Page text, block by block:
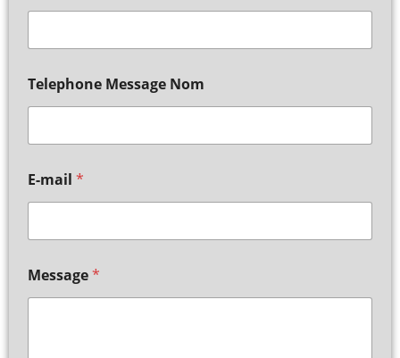
Telephone Message Nom
E-mail *
Message*